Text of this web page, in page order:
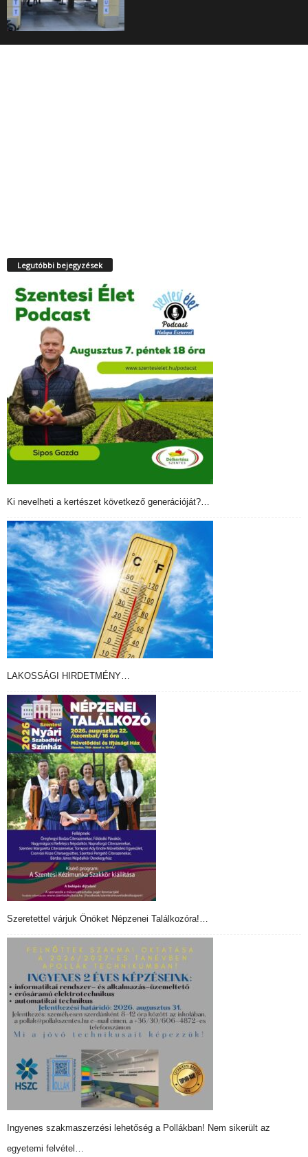
Legutóbbi bejegyzések
Ki nevelheti a kertészet következő generációját?…
LAKOSSÁGI HIRDETMÉNY…
Szeretettel várjuk Önöket Népzenei Találkozóra!…
Ingyenes szakmaszerzési lehetőség a Pollákban! Nem sikerült az
egyetemi felvétel…